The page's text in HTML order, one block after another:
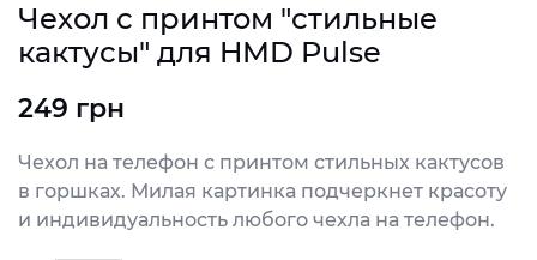
Чехол с принтом "стильные
кактусы" для HMD Pulse
249 грн
Чехол на телефон с принтом стильных кактусов
в горшках. Милая картинка подчеркнет красоту
и индивидуальность любого чехла на телефон.